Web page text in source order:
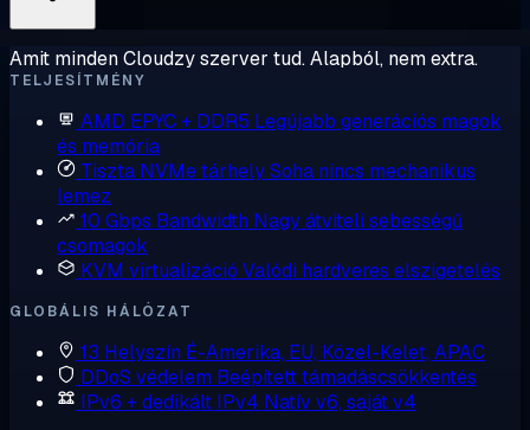
Amit minden Cloudzy szerver tud. Alapból, nem extra.
TELJESÍTMÉNY
AMD EPYC + DDR5 Legújabb generációs magok
és memória
Tiszta NVMe tárhelySoha nincs mechanikus
lemez
10 Gbps Bandwidth Nagy átviteli sebességű
csomagok
KVM virtualizáció Valódi hardveres elszigetelés
GLOBÁLIS HÁLÓZAT
13 Helyszín É-Amerika, EU, Közel-Kelet, APAC
DDoS védelem Beépített támadáscsökkentés
IPv6 + dedikált IPv4 Natív v6, saját v4